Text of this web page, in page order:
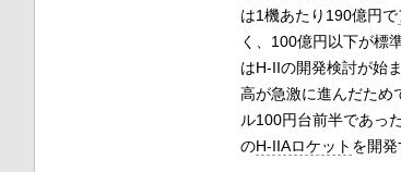
は1機あたり190億円で
く、100億円以下が標
はH-IIの開発検討が始
高が急激に進んだため
ル100円台前半であっ
のH-IIAロケット を開発